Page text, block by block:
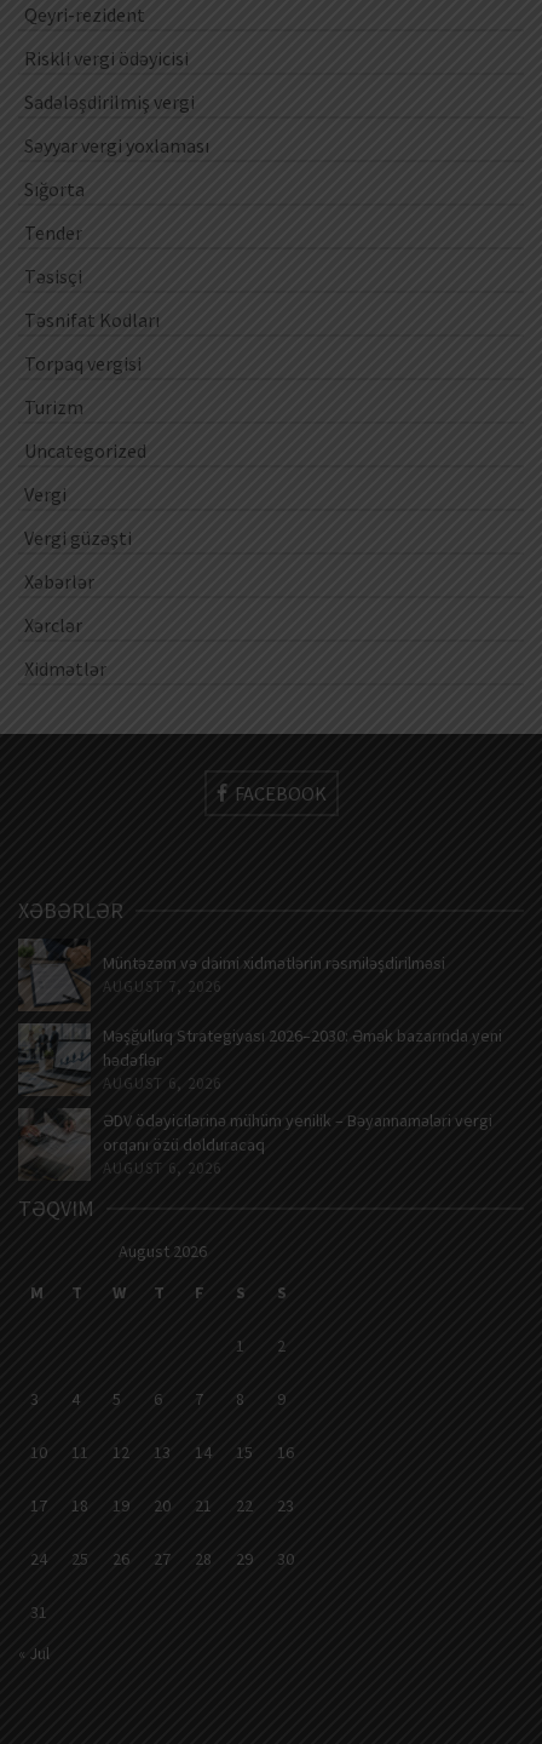
Qeyri-rezident
Riskli vergi ödəyicisi
Sadələşdirilmiş vergi
Səyyar vergi yoxlaması
Sığorta
Tender
Təsisçi
Təsnifat Kodları
Torpaq vergisi
Turizm
Uncategorized
Vergi
Vergi güzəşti
Xəbərlər
Xərclər
Xidmətlər
FACEBOOK
XƏBƏRLƏR
Müntəzəm və daimi xidmətlərin rəsmiləşdirilməsi
AUGUST 7, 2026
Məşğulluq Strategiyası 2026–2030: Əmək bazarında yeni
hədəflər
AUGUST 6, 2026
ƏDV ödəyicilərinə mühüm yenilik – Bəyannamələri vergi
orqanı özü dolduracaq
AUGUST 6, 2026
TƏQVIM
August 2026
M
T W T F S S
1 2
3 4 5 6 7 8 9
10 11 12 13 14 15 16
17 18 19 20 21 22 23
24 25 26 27 28 29 30
31
« Jul